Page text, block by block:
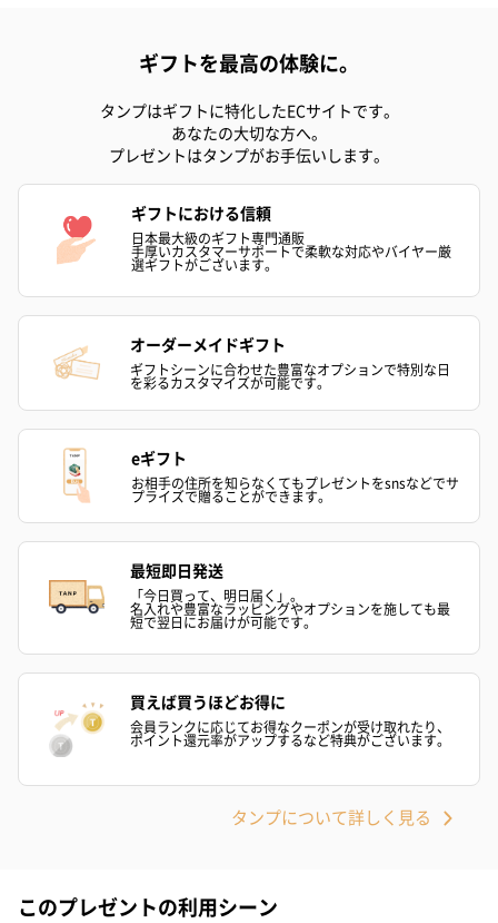
スイーツ
スイーツを同梱してお届けいたします。ギフトへの＋αにおすすめ
です。
ゼリーバウム カット
（レモン＆紅茶）（432
円）
（バナナ味）（540円）
ェ〜国産フル
り〜 3号（
スキンケアグッズ
スキンケアグッズを同梱してお届けします。
（1,100円）
レープフルーツ）
ギフトを最高の体験に。
タンプはギフトに特化したECサイトです。
あなたの大切な方へ。
プレゼントはタンプがお手伝いします。
ギフトにおける信頼
日本最大級のギフト専門通販
手厚いカスタマーサポートで柔軟な対応やバイヤー厳
選ギフトがございます。
オーダーメイドギフト
ギフトシーンに合わせた豊富なオプションで特別な日
を彩るカスタマイズが可能です。
eギフト
お相手の住所を知らなくてもプレゼントをsnsなどでサ
プライズで贈ることができます。
最短即日発送
「今日買って、明日届く」。
名入れや豊富なラッピングやオプションを施しても最
短で翌日にお届けが可能です。
買えば買うほどお得に
会員ランクに応じてお得なクーポンが受け取れたり、
ポイント還元率がアップするなど特典がございます。
タンプについて詳しく見る
このプレゼントの利用シーン